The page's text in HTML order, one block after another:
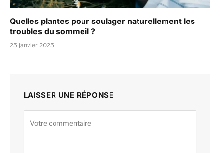
Quelles plantes pour soulager naturellement les
troubles du sommeil ?
25 janvier 2025
LAISSER UNE RÉPONSE